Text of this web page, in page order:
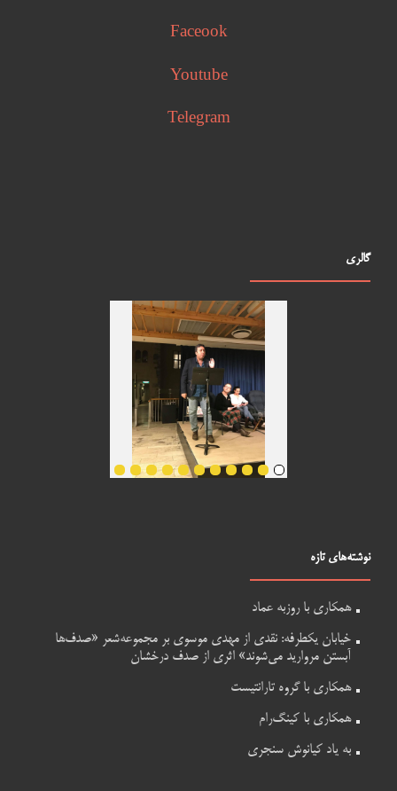
Faceook
Youtube
Telegram
گالری
نوشته‌های تازه
همکاری با روزبه عماد
خیابان یکطرفه: نقدی از مهدی موسوی بر مجموعه‌شعر «صدف‌ها
آبستن مروارید می‌شوند» اثری از صدف درخشان
همکاری با گروه تارانتیست
همکاری با کینگ‌رام
به یاد کیانوش سنجری